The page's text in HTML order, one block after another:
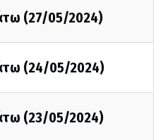
(27/05/2024)
(24/05/2024)
(23/05/2024)